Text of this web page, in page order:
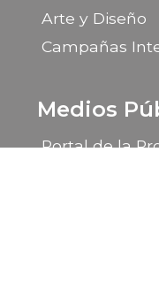
Arte y Diseño
Campañas
Medios
Portal de la